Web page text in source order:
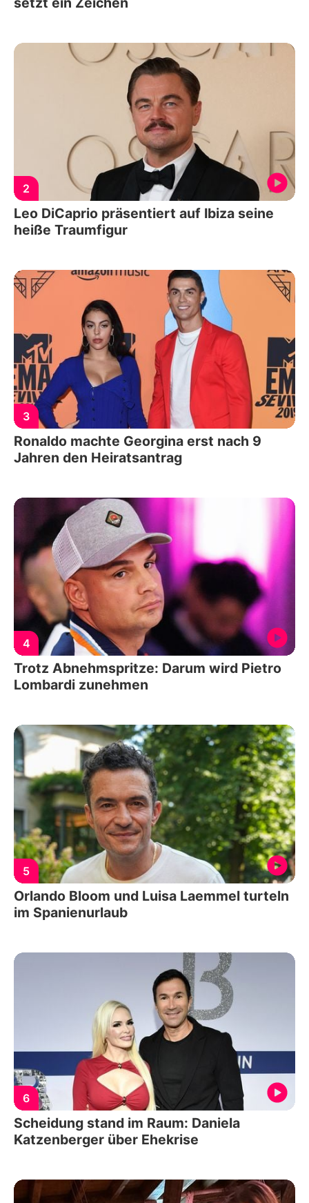
2
Leo DiCaprio präsentiert auf Ibiza seine
heiße Traumfigur
3
Ronaldo machte Georgina erst nach 9
Jahren den Heiratsantrag
4
Trotz Abnehmspritze: Darum wird Pietro
Lombardi zunehmen
5
Orlando Bloom und Luisa Laemmel turteln
im Spanienurlaub
6
Scheidung stand im Raum: Daniela
Katzenberger über Ehekrise